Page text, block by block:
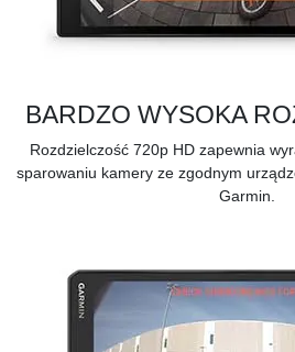
BARDZO WYSOKA
Rozdzielczość 720p HD zapewnia
sparowaniu kamery ze zgodnym
Garmin.